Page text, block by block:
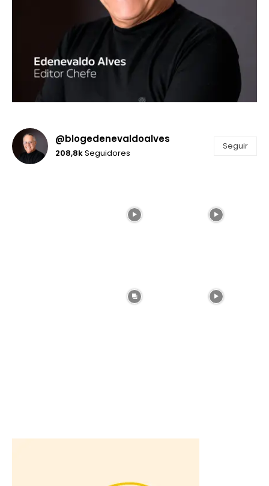
@blogedenevaldoalves
208,8kSeguidores
Seguir